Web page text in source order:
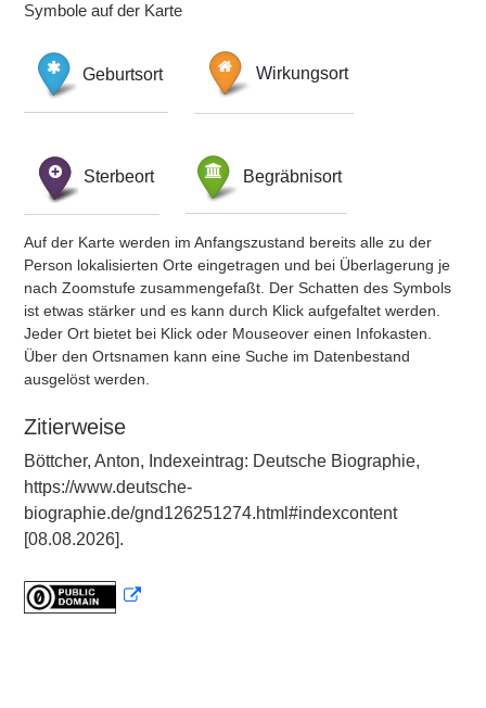
Symbole auf der Karte
Geburtsort Wirkungsort
Sterbeort Begräbnisort
Auf der Karte werden im Anfangszustand bereits alle zu der
Person lokalisierten Orte eingetragen und bei Überlagerung je
nach Zoomstufe zusammengefaßt. Der Schatten des Symbols
ist etwas stärker und es kann durch Klick aufgefaltet werden.
Jeder Ort bietet bei Klick oder Mouseover einen Infokasten.
Über den Ortsnamen kann eine Suche im Datenbestand
ausgelöst werden.
Zitierweise
Böttcher, Anton, Indexeintrag: Deutsche Biographie,
https://www.deutsche-
biographie.de/gnd126251274.html#indexcontent
[08.08.2026].